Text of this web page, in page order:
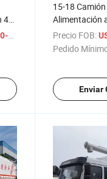
40-
/ Pieza
15-18
Alimentación
36m³ Tanque
Trasero, 270-
Precio FOB:
Pedido
Enviar